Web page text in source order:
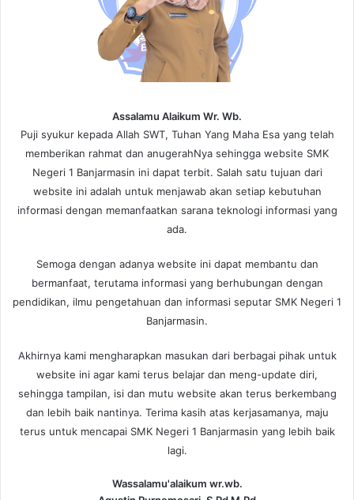
Assalamu Alaikum Wr. Wb.
Puji syukur kepada Allah SWT, Tuhan Yang Maha Esa yang telah
memberikan rahmat dan anugerahNya sehingga website SMK
Negeri 1 Banjarmasin ini dapat terbit. Salah satu tujuan dari
website ini adalah untuk menjawab akan setiap kebutuhan
informasi dengan memanfaatkan sarana teknologi informasi yang
ada.
Semoga dengan adanya website ini dapat membantu dan
bermanfaat, terutama informasi yang berhubungan dengan
pendidikan, ilmu pengetahuan dan informasi seputar SMK Negeri 1
Banjarmasin.
Akhirnya kami mengharapkan masukan dari berbagai pihak untuk
website ini agar kami terus belajar dan meng-update diri,
sehingga tampilan, isi dan mutu website akan terus berkembang
dan lebih baik nantinya. Terima kasih atas kerjasamanya, maju
terus untuk mencapai SMK Negeri 1 Banjarmasin yang lebih baik
lagi.
Wassalamu'alaikum wr.wb.